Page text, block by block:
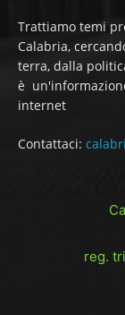
Trattiamo temi
Calabria,
terra, dalla
è
internet
Contattaci:
reg.